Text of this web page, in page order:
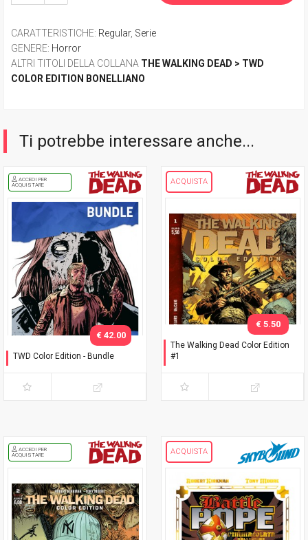
CARATTERISTICHE: Regular, Serie
GENERE: Horror
ALTRI TITOLI DELLA COLLANA THE WALKING DEAD > TWD
COLOR EDITION BONELLIANO
Ti potrebbe interessare anche...
ACCEDI PER
ACQUISTARE
TWD Color Edition - Bundle
€ 42.00
ACQUISTA
The Walking Dead Color Edition
#1
€ 5.50
ACCEDI PER
ACQUISTARE
ACQUISTA